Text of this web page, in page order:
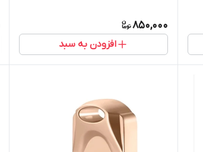
850,000
افزودن به سبد